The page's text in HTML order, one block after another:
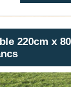
220cm x